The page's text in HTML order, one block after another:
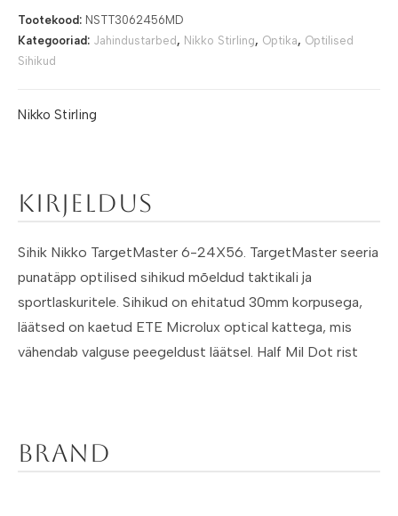
Tootekood: NSTT3062456MD
Kategooriad: Jahindustarbed , Nikko Stirling, Optika, Optilised
Sihikud
Nikko Stirling
Kirjeldus
Sihik Nikko TargetMaster 6-24X56. TargetMaster seeria
punatäpp optilised sihikud mõeldud taktikali ja
sportlaskuritele. Sihikud on ehitatud 30mm korpusega,
läätsed on kaetud ETE Microlux optical kattega, mis
vähendab valguse peegeldust läätsel. Half Mil Dot rist
Brand